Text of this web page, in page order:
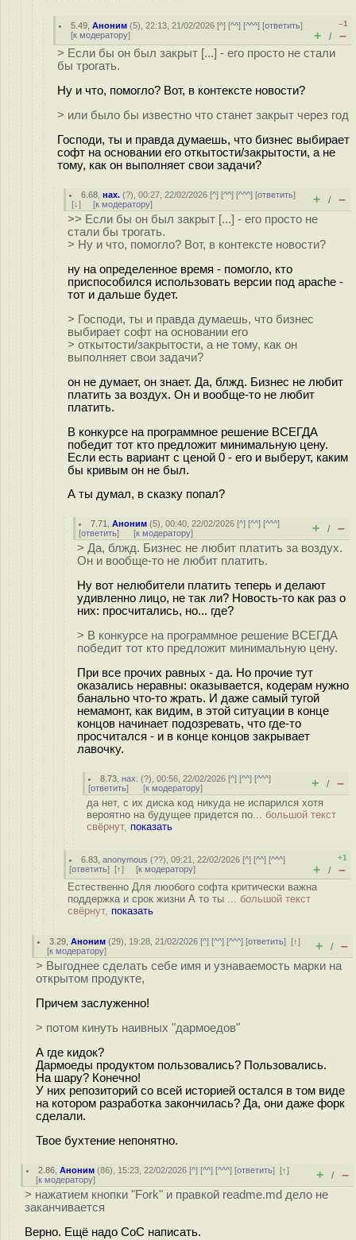
5.49 ,Аноним (5), 22:13, 21/02/2026 [^] [^^] [^^^] [ответить]
[к модератору]
–1
+ / –
> Если бы он был закрыт [...] - его просто не стали
бы трогать.
Ну и что, помогло? Вот, в контексте новости?
> или было бы известно что станет закрыт через год
Господи, ты и правда думаешь, что бизнес выбирает
софт на основании его откытости/закрытости, а не
тому, как он выполняет свои задачи?
6.68 ,нах. (?), 00:27, 22/02/2026 [^] [^^] [^^^] [ответить]
[↓] [к модератору] + / –
>> Если бы он был закрыт [...] - его просто не
стали бы трогать.
> Ну и что, помогло? Вот, в контексте новости?
ну на определенное время - помогло, кто
приспособился использовать версии под apache -
тот и дальше будет.
> Господи, ты и правда думаешь, что бизнес
выбирает софт на основании его
> откытости/закрытости, а не тому, как он
выполняет свои задачи?
он не думает, он знает. Да, блжд. Бизнес не любит
платить за воздух. Он и вообще-то не любит
платить.
В конкурсе на программное решение ВСЕГДА
победит тот кто предложит минимальную цену.
Если есть вариант с ценой 0 - его и выберут, каким
бы кривым он не был.
А ты думал, в сказку попал?
7.71 ,Аноним (5), 00:40, 22/02/2026 [^] [^^] [^^^]
[ответить] [к модератору] + / –
> Да, блжд. Бизнес не любит платить за воздух.
Он и вообще-то не любит платить.
Ну вот нелюбители платить теперь и делают
удивленно лицо, не так ли? Новость-то как раз о
них: просчитались, но... где?
> В конкурсе на программное решение ВСЕГДА
победит тот кто предложит минимальную цену.
При все прочих равных - да. Но прочие тут
оказались неравны: оказывается, кодерам нужно
банально что-то жрать. И даже самый тугой
немамонт, как видим, в этой ситуации в конце
концов начинает подозревать, что где-то
просчитался - и в конце концов закрывает
лавочку.
8.73 ,нах. (?), 00:56, 22/02/2026 [^] [^^] [^^^]
[ответить] [к модератору] + / –
да нет, с их диска код никуда не испарился хотя
вероятно на будущее придется по... большой текст
свёрнут, показать
6.83 ,anonymous (??), 09:21, 22/02/2026 [^] [^^] [^^^]
[ответить] [↑] [к модератору]
+1
+ / –
Естественно Для люобого софта критически важна
поддержка и срок жизни А то ты ... большой текст
свёрнут, показать
3.29 ,Аноним (29), 19:28, 21/02/2026 [^] [^^] [^^^] [ответить][↑]
[к модератору] + / –
> Выгоднее сделать себе имя и узнаваемость марки на
открытом продукте,
Причем заслуженно!
> потом кинуть наивных "дармоедов"
А где кидок?
Дармоеды продуктом пользовались? Пользовались.
На шару? Конечно!
У них репозиторий со всей историей остался в том виде
на котором разработка закончилась? Да, они даже форк
сделали.
Твое бухтение непонятно.
2.86 ,Аноним (86), 15:23, 22/02/2026 [^] [^^] [^^^] [ответить][↑]
[к модератору] + / –
> нажатием кнопки "Fork" и правкой readme.md дело не
заканчивается
Верно. Ещё надо CoC написать.